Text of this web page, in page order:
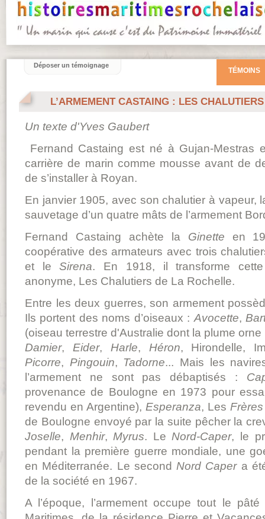
L’ARMEMENT CASTAING : LES
Un texte d'Yves Gaubert
Fernand Castaing est né à Gujan-Mestras
carrière de marin comme mousse avant de
de s’installer à Royan.
En janvier 1905, avec son chalutier à vapeur,
sauvetage d’un quatre mâts de l’armement
Fernand Castaing achète la Ginette en
coopérative des armateurs avec trois
et leSirena. En 1918, il transforme
anonyme, Les Chalutiers de La Rochelle.
Entre les deux guerres, son armement
Ils portent des noms d’oiseaux : Avocette,
(oiseau terrestre d'Australie dont la plume
Damier, Eider, Harle, Héron, Hirondelle,
Picorre, Pingouin, Tadorne... Mais les
l’armement ne sont pas débaptisés :
provenance de Boulogne en 1973 pour
revendu en Argentine), Esperanza, Les
de Boulogne envoyé par la suite pêcher la
Joselle, Menhir, Myrus. Le Nord-Caper, le
pendant la première guerre mondiale, une
en Méditerranée. Le second Nord Caper a
de la société en 1967.
A l’époque, l’armement occupe tout le
TÉMOINS
Déposer un témoignage